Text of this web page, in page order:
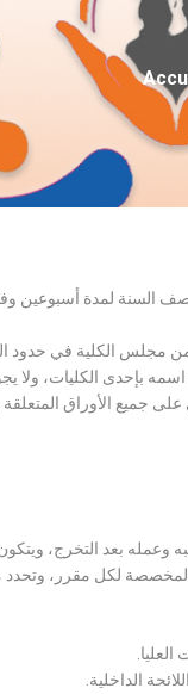
Fil
السنة لمدة أسبوعين
من مجلس الكلية في حدود
اسمه بإحدى الكليات،
جميع الأوراق
بعد التخرج،
المخصصة لكل مقرر،
الداخلية.